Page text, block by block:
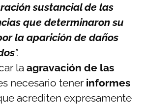
sustancial de las
que determinaron su
la aparición de daños
”.
la agravación de las
necesario tener informes
acrediten expresamente